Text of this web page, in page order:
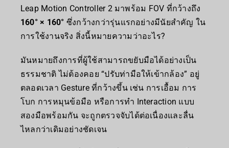
Leap Motion Controller 2 มาพร้อม FOV ที่กว้างถึง
160° × 160° ซึ่งกว้างกว่ารุ่นแรกอย่างมีนัยสำคัญ ใน
การใช้งานจริง สิ่งนี้หมายความว่าอะไร?
มันหมายถึงการที่ผู้ใช้สามารถขยับมือได้อย่างเป็น
ธรรมชาติ ไม่ต้องคอย “ปรับท่ามือให้เข้ากล้อง” อยู่
ตลอดเวลา Gesture ที่กว้างขึ้น เช่น การเอื้อม การ
โบก การหมุนข้อมือ หรือการทำ Interaction แบบ
สองมือพร้อมกัน จะถูกตรวจจับได้ต่อเนื่องและลื่น
ไหลกว่าเดิมอย่างชัดเจน